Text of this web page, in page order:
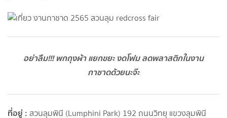
อย่าลืม!!! พกถุงผ้า แยกขยะ งดโฟม ลดพลาสติกในงาน
กาชาดด้วยนะจ๊ะ
ที่อยู่ : สวนลุมพินี (Lumphini Park) 192 ถนนวิทยุ แขวงลุมพินี